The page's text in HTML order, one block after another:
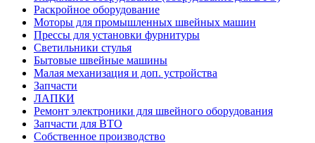
Раскройное оборудование
Моторы для промышленных швейных машин
Прессы для установки фурнитуры
Светильники стулья
Бытовые швейные машины
Малая механизация и доп. устройства
Запчасти
ЛАПКИ
Ремонт электроники для швейного оборудования
Запчасти для ВТО
Собственное производство